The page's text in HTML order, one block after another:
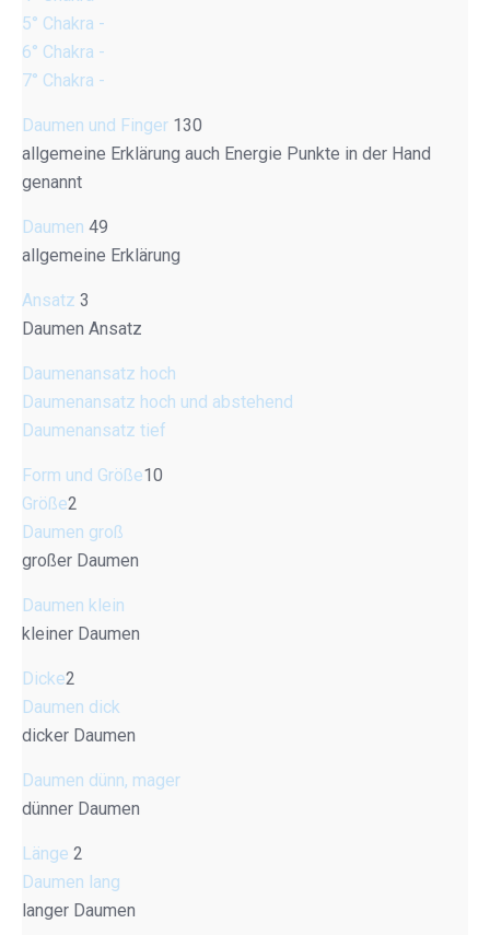
5° Chakra -
6° Chakra -
7° Chakra -
Daumen und Finger 130
allgemeine Erklärung auch Energie Punkte in der Hand
genannt
Daumen 49
allgemeine Erklärung
Ansatz 3
Daumen Ansatz
Daumenansatz hoch
Daumenansatz hoch und abstehend
Daumenansatz tief
Form und Größe10
Größe2
Daumen groß
großer Daumen
Daumen klein
kleiner Daumen
Dicke2
Daumen dick
dicker Daumen
Daumen dünn, mager
dünner Daumen
Länge 2
Daumen lang
langer Daumen